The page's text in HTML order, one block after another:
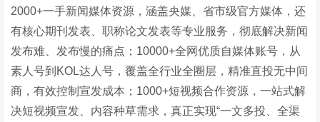
2000+一手新闻媒体资源，涵盖央媒、省市级官方媒体，还
有核心期刊发表、职称论文发表等专业服务，彻底解决新闻
发布难、发布慢的痛点；10000+全网优质自媒体账号，从
素人号到KOL达人号，覆盖全行业全圈层，精准直投无中间
商，有效控制宣发成本；1000+短视频合作资源，一站式解
决短视频宣发、内容种草需求，真正实现“一文多投、全渠